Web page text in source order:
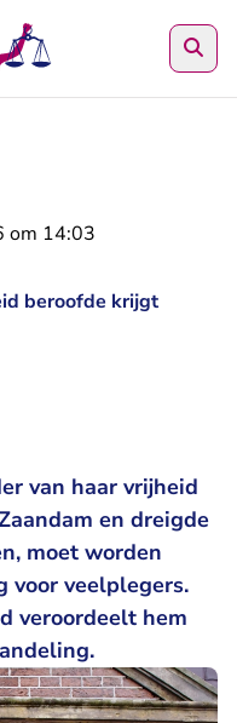
om 14:03
beroofde krijgt
van haar vrijheid
en dreigde
moet worden
voor veelplegers.
veroordeelt hem